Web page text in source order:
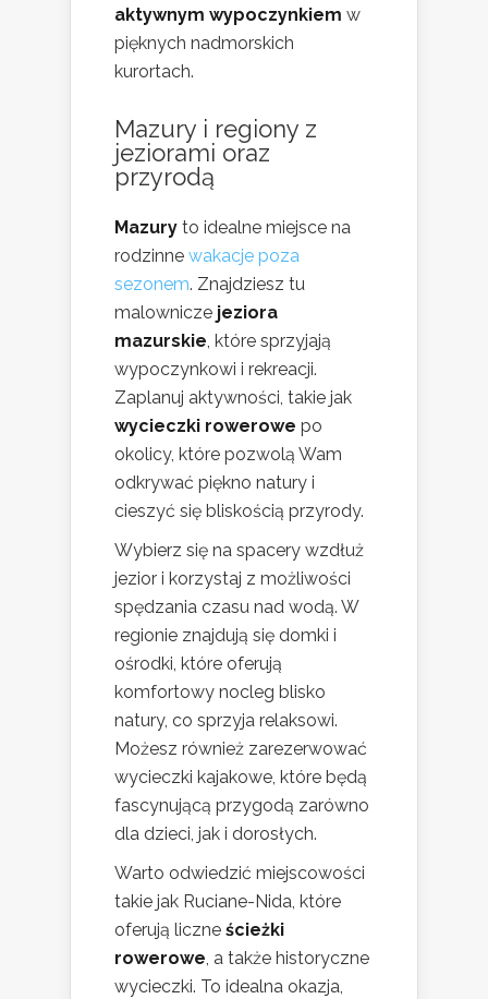
aktywnym wypoczynkiem w
pięknych nadmorskich
kurortach.
Mazury i regiony z
jeziorami oraz
przyrodą
Mazury to idealne miejsce na
rodzinne wakacje poza
sezonem. Znajdziesz tu
malownicze jeziora
mazurskie , które sprzyjają
wypoczynkowi i rekreacji.
Zaplanuj aktywności, takie jak
wycieczki rowerowe po
okolicy, które pozwolą Wam
odkrywać piękno natury i
cieszyć się bliskością przyrody.
Wybierz się na spacery wzdłuż
jezior i korzystaj z możliwości
spędzania czasu nad wodą. W
regionie znajdują się domki i
ośrodki, które oferują
komfortowy nocleg blisko
natury, co sprzyja relaksowi.
Możesz również zarezerwować
wycieczki kajakowe, które będą
fascynującą przygodą zarówno
dla dzieci, jak i dorosłych.
Warto odwiedzić miejscowości
takie jak Ruciane-Nida, które
oferują liczne ścieżki
rowerowe , a także historyczne
wycieczki. To idealna okazja,